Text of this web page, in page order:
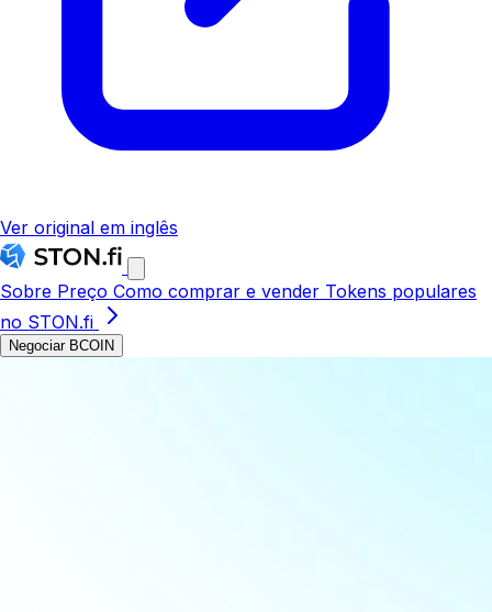
Ver original em inglês
Sobre Preço Como comprar e vender Tokens populares
no STON.fi
Negociar BCOIN